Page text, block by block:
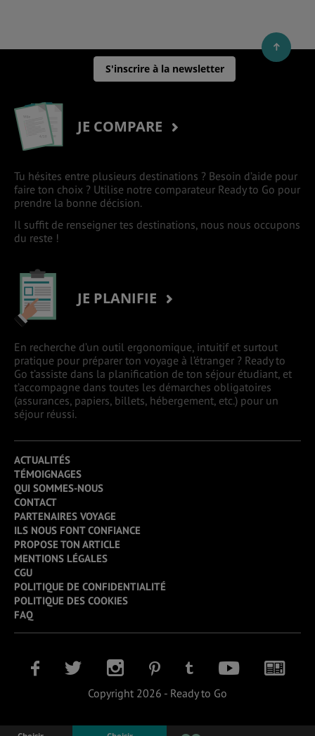
S'inscrire à la newsletter
JE COMPARE
Tu hésites entre plusieurs destinations ? Besoin d’aide pour
faire ton choix ? Utilise notre comparateur Ready to Go pour
prendre la bonne décision.
Il suffit de renseigner tes destinations, nous nous occupons
du reste !
JE PLANIFIE
En recherche d’un outil ergonomique, intuitif et surtout
pratique pour préparer ton voyage à l’étranger ? Ready to
Go t’assiste dans la planification de ton séjour étudiant, et
t’accompagne dans toutes les démarches obligatoires
(assurances, papiers, billets, hébergement, etc.) pour un
séjour réussi.
ACTUALITÉS
TÉMOIGNAGES
QUI SOMMES-NOUS
CONTACT
PARTENAIRES VOYAGE
ILS NOUS FONT CONFIANCE
PROPOSE TON ARTICLE
MENTIONS LÉGALES
CGU
POLITIQUE DE CONFIDENTIALITÉ
POLITIQUE DES COOKIES
FAQ
Copyright 2026 - Ready to Go